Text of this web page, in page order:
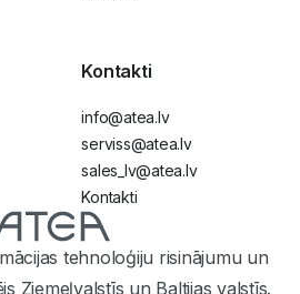
tehnoloģiju risinājumu un
Ziemeļvalstīs un Baltijas valstīs.
Kontakti
info@atea.lv
serviss@atea.lv
sales_lv@atea.lv
Kontakti